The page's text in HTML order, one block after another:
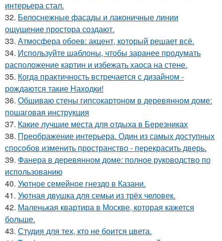
интерьера стал.
32. Белоснежные фасады и лаконичные линии
ощущение простора создают.
33. Атмосфера обоев: акцент, который решает всё.
34. Используйте шаблоны, чтобы заранее продумать
расположение картин и избежать хаоса на стене.
35. Когда практичность встречается с дизайном -
рождаются такие Находки!
36. Обшиваю стены гипсокартоном в деревянном доме:
пошаговая инструкция
37. Какие лучшие места для отдыха в Березниках
38. Преображение интерьера. Один из самых доступных
способов изменить пространство - перекрасить дверь.
39. Фанера в деревянном доме: полное руководство по
использованию
40. Уютное семейное гнездо в Казани.
41. Уютная двушка для семьи из трёх человек.
42. Маленькая квартира в Москве, которая кажется
больше.
43. Студия для тех, кто не боится цвета.